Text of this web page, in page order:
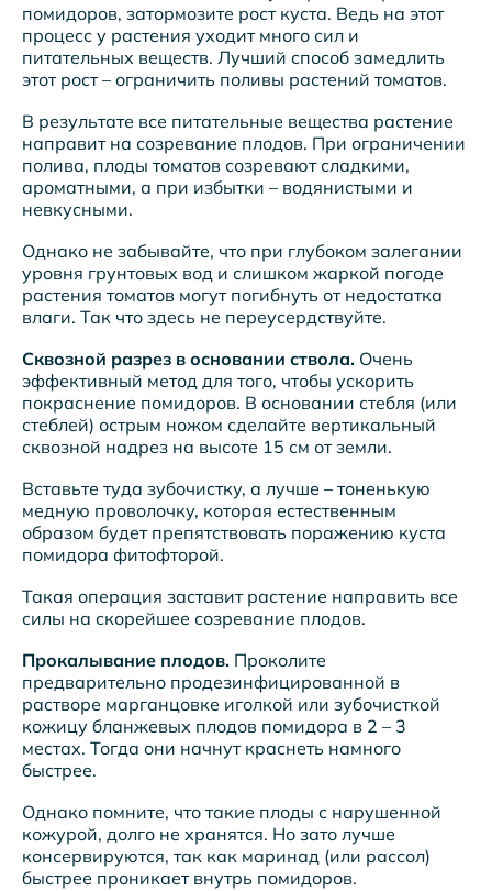
помидоров, затормозите рост куста. Ведь на этот
процесс у растения уходит много сил и
питательных веществ. Лучший способ замедлить
этот рост – ограничить поливы растений томатов.
В результате все питательные вещества растение
направит на созревание плодов. При ограничении
полива, плоды томатов созревают сладкими,
ароматными, а при избытки – водянистыми и
невкусными.
Однако не забывайте, что при глубоком залегании
уровня грунтовых вод и слишком жаркой погоде
растения томатов могут погибнуть от недостатка
влаги. Так что здесь не переусердствуйте.
Сквозной разрез в основании ствола. Очень
эффективный метод для того, чтобы ускорить
покраснение помидоров. В основании стебля (или
стеблей) острым ножом сделайте вертикальный
сквозной надрез на высоте 15 см от земли.
Вставьте туда зубочистку, а лучше – тоненькую
медную проволочку, которая естественным
образом будет препятствовать поражению куста
помидора фитофторой.
Такая операция заставит растение направить все
силы на скорейшее созревание плодов.
Прокалывание плодов. Проколите
предварительно продезинфицированной в
растворе марганцовке иголкой или зубочисткой
кожицу бланжевых плодов помидора в 2 – 3
местах. Тогда они начнут краснеть намного
быстрее.
Однако помните, что такие плоды с нарушенной
кожурой, долго не хранятся. Но зато лучше
консервируются, так как маринад (или рассол)
быстрее проникает внутрь помидоров.